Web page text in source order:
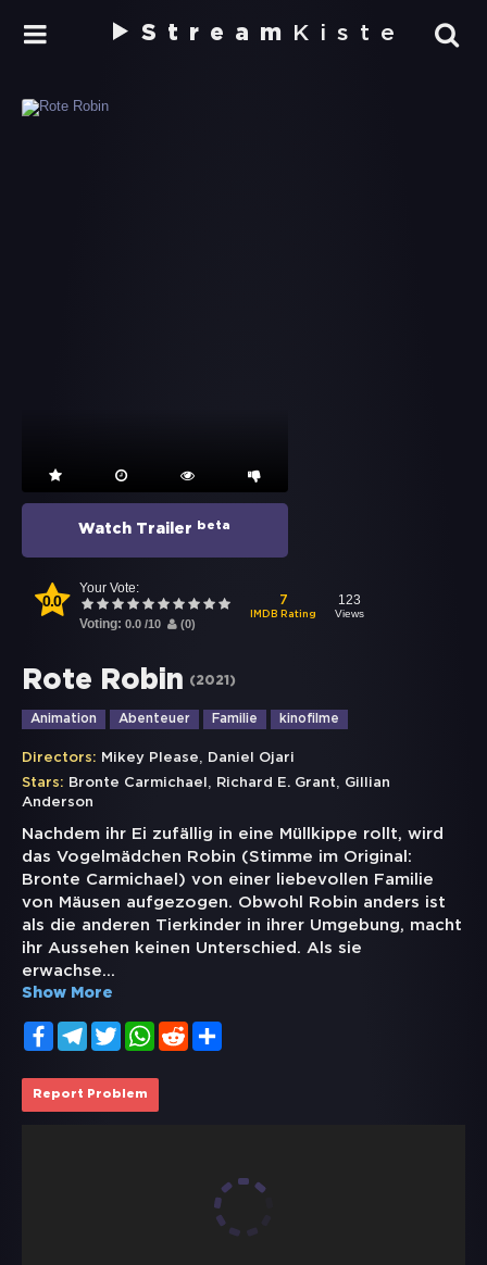
Stream Kiste
Watch Trailer beta
0.0
Your Vote:
Voting: 0.0 /10 (0)
7
IMDB Rating
123
Views
Rote Robin (2021 )
Animation Abenteuer Familie kinofilme
Directors: Mikey Please, Daniel Ojari
Stars: Bronte Carmichael , Richard E. Grant, Gillian
Anderson
Nachdem ihr Ei zufällig in eine Müllkippe rollt, wird
das Vogelmädchen Robin (Stimme im Original:
Bronte Carmichael) von einer liebevollen Familie
von Mäusen aufgezogen. Obwohl Robin anders ist
als die anderen Tierkinder in ihrer Umgebung, macht
ihr Aussehen keinen Unterschied. Als sie
erwachse...
Show More
FacebookTelegramTwitterWhatsApp
Reddit
Report Problem